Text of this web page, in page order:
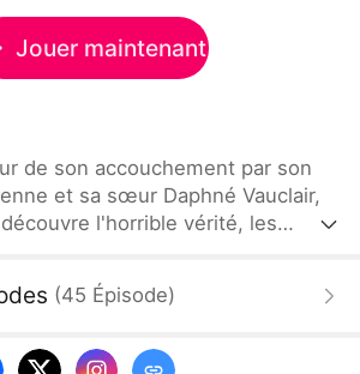
Jouer maintenant
de son accouchement par son
et sa sœur Daphné Vauclair,
l'horrible vérité, les
Elle renaît. Son pouvoir se mue
Victor a, lui aussi, connu la
Roi des Thériens. Sa
(45 Épisode)